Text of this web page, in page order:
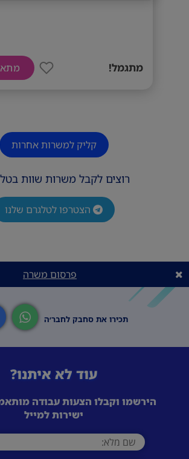
מתגמל!
קליק למשרות אחרות
רוצים לקבל משרות שוות
הצטרפו לטלגרם שלנו
פרסום משרה
תכירו את סחבק לחבר׳ה
עוד לא איתנו?
הירשמו וקבלו הצעות עבודה
ישירות למייל